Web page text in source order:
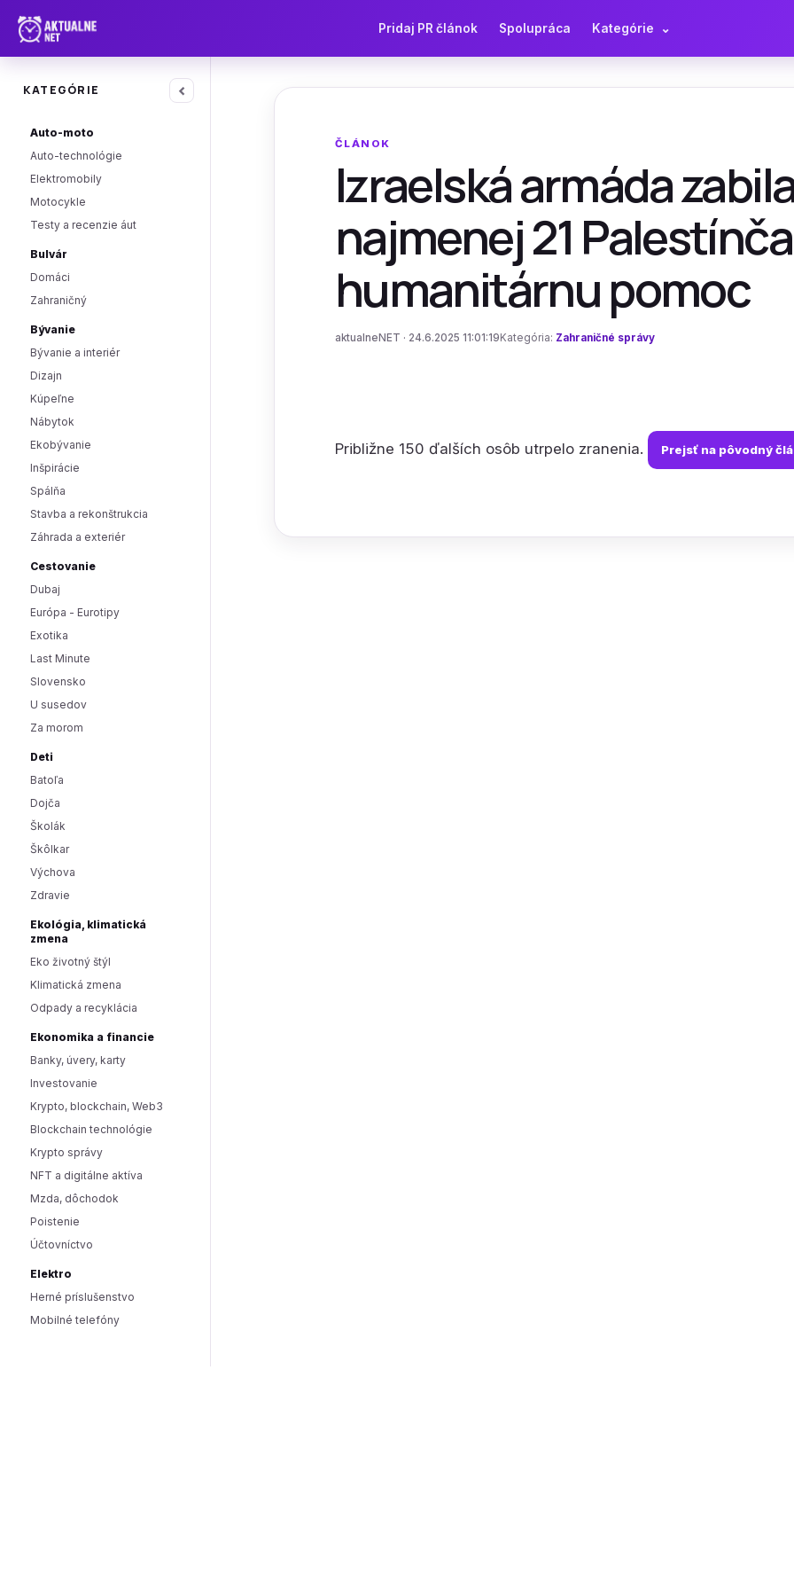
Pridaj PR článok Spolupráca Kategórie ⌄
KATEGÓRIE ‹
Auto-moto
Auto-technológie
Elektromobily
Motocykle
Testy a recenzie áut
Bulvár
Domáci
Zahraničný
Bývanie
Bývanie a interiér
Dizajn
Kúpeľne
Nábytok
Ekobývanie
Inšpirácie
Spálňa
Stavba a rekonštrukcia
Záhrada a exteriér
Cestovanie
Dubaj
Európa - Eurotipy
Exotika
Last Minute
Slovensko
U susedov
Za morom
Deti
Batoľa
Dojča
Školák
Škôlkar
Výchova
Zdravie
Ekológia, klimatická
zmena
Eko životný štýl
Klimatická zmena
Odpady a recyklácia
Ekonomika a financie
Banky, úvery, karty
Investovanie
Krypto, blockchain, Web3
Blockchain technológie
Krypto správy
NFT a digitálne aktíva
Mzda, dôchodok
Poistenie
Účtovníctvo
Elektro
Herné príslušenstvo
Mobilné telefóny
ČLÁNOK
Izraelská armáda
najmenej 21
humanitárnu pomoc
aktualneNET · 24.6.2025 11:01:19 Kategória: Zahraničné správy
Približne 150 ďalších osôb utrpelo zranenia. Prejsť na pôvodný